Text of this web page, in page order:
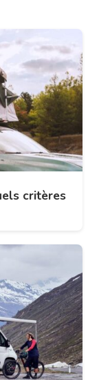
critères